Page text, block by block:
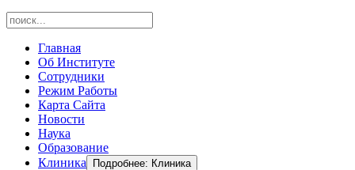
Главная
Об Институте
Сотрудники
Режим Работы
Карта Сайта
Новости
Наука
Образование
Клиника
Подробнее: Клиника